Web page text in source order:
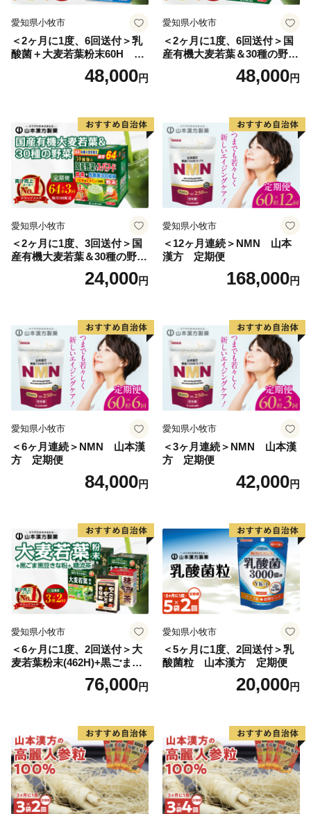
電話番号： 050-5530-6839（受付時間9:00～17:00 土
日・祝日除く）
鹿島市役所 広報企画課 広報企画係（849-1312 佐賀県鹿
島市大字納富分2643番地1）
電話番号： 0954-63-2101 （受付時間8:30～17:15
土・日・祝除く）
メールアドレス：furusato@city.saga-kashima.lg.jp
愛知県小牧市
＜2ヶ月に1度、6回送付＞乳
酸菌＋大麦若葉粉末60H 山
48,000円
愛知県小牧市
＜2ヶ月に1度、6回送付＞国
産有機大麦若葉＆30種の野
菜 山本漢方 定期便
48,000円
愛知県小牧市
＜2ヶ月に1度、3回送付＞国
産有機大麦若葉＆30種の野
菜 山本漢方 定期便
24,000円
愛知県小牧市
＜12ヶ月連続＞NMN 山本
漢方 定期便
168,000円
愛知県小牧市
＜6ヶ月連続＞NMN 山本漢
方 定期便
84,000円
愛知県小牧市
＜3ヶ月連続＞NMN 山本漢
方 定期便
42,000円
愛知県小牧市
＜6ヶ月に1度、2回送付＞大
麦若葉粉末(462H)+黒ごま黒
豆きな粉+ 糖流茶 山本漢
76,000円
愛知県小牧市
＜5ヶ月に1度、2回送付＞乳
酸菌粒 山本漢方 定期便
20,000円